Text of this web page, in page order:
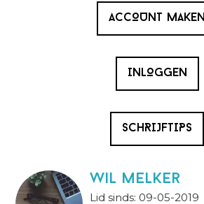
ACCOUNT MAKEN
INLOGGEN
SCHRIJFTIPS
wil melker
Lid sinds: 09-05-2019